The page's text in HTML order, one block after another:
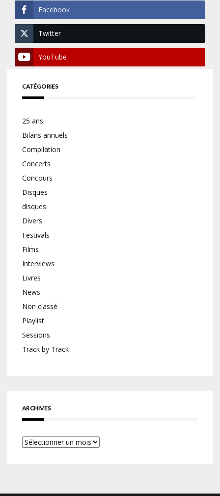
Facebook
Twitter
YouTube
CATÉGORIES
25 ans
Bilans annuels
Compilation
Concerts
Concours
Disques
disques
Divers
Festivals
Films
Interviews
Livres
News
Non classé
Playlist
Sessions
Track by Track
ARCHIVES
Archives